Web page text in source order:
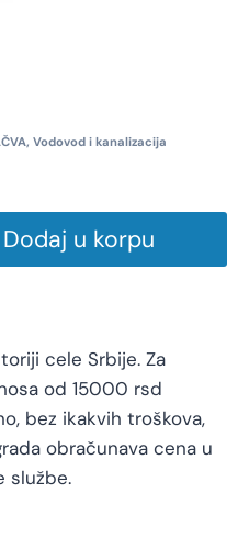
, Vodovod i kanalizacija
Dodaj u korpu
cele Srbije. Za
od 15000 rsd
bez ikakvih troškova,
obračunava cena u
službe.